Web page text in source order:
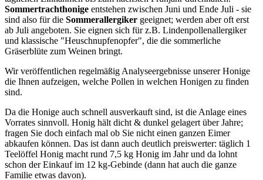
Sommertrachthonige entstehen zwischen Juni und Ende Juli - sie
sind also für die Sommerallergiker geeignet; werden aber oft erst
ab Juli angeboten. Sie eignen sich für z.B. Lindenpollenallergiker
und klassische "Heuschnupfenopfer", die die sommerliche
Gräserblüte zum Weinen bringt.
Wir veröffentlichen regelmäßig Analyseergebnisse unserer Honige
die Ihnen aufzeigen, welche Pollen in welchen Honigen zu finden
sind.
Da die Honige auch schnell ausverkauft sind, ist die Anlage eines
Vorrates sinnvoll. Honig hält dicht & dunkel gelagert über Jahre;
fragen Sie doch einfach mal ob Sie nicht einen ganzen Eimer
abkaufen können. Das ist dann auch deutlich preiswerter: täglich 1
Teelöffel Honig macht rund 7,5 kg Honig im Jahr und da lohnt
schon der Einkauf im 12 kg-Gebinde (dann hat auch die ganze
Familie etwas davon).